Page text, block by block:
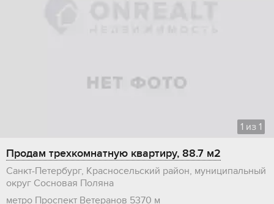
1 из 1
Продам трехкомнатную квартиру, 88.7 м2
Санкт-Петербург, Красносельский район, муниципальный
округ Сосновая Поляна
метро Проспект Ветеранов 5370 м